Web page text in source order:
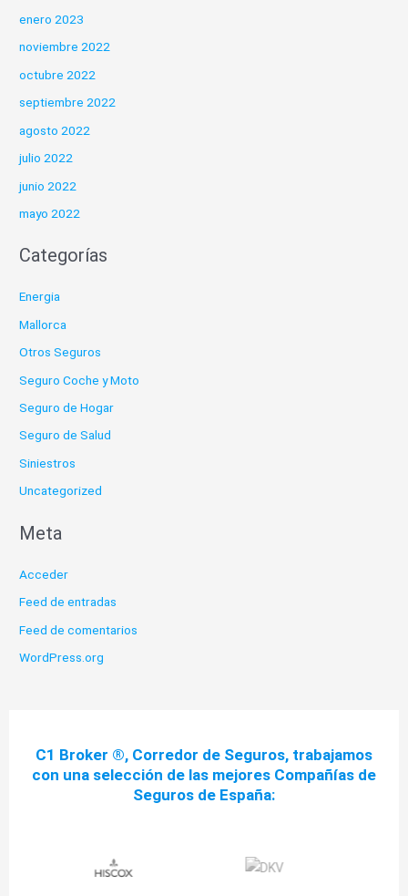
enero 2023
noviembre 2022
octubre 2022
septiembre 2022
agosto 2022
julio 2022
junio 2022
mayo 2022
Categorías
Energia
Mallorca
Otros Seguros
Seguro Coche y Moto
Seguro de Hogar
Seguro de Salud
Siniestros
Uncategorized
Meta
Acceder
Feed de entradas
Feed de comentarios
WordPress.org
C1 Broker ®, Corredor de Seguros, trabajamos
con una selección de las mejores Compañías de
Seguros de España: